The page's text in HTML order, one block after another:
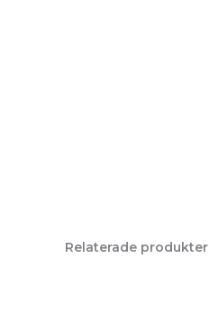
Relaterade produkter